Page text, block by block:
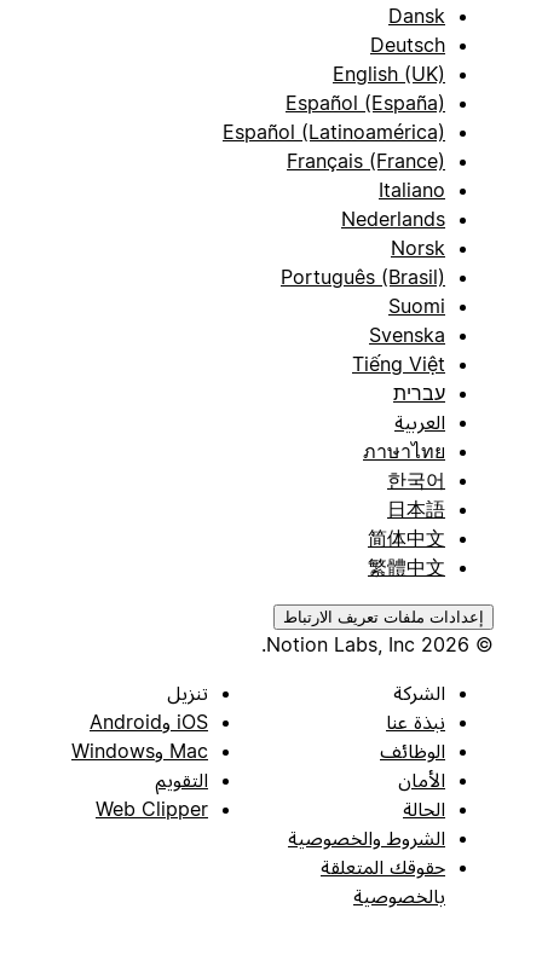
Dansk
Deutsch
English (UK)
Español (España)
Español (Latinoamérica)
Français (France)
Italiano
Nederlands
Norsk
Português (Brasil)
Suomi
Svenska
Tiếng Việt
עברית
العربية
ภาษาไทย
한국어
日本語
简体中文
繁體中文
إعدادات ملفات تعريف الارتباط
الشركة
نبذة عنا
الوظائف
الأمان
الحالة
الشروط والخصوصية
حقوقك المتعلقة
بالخصوصية
تنزيل
iOS وAndroid
Mac وWindows
التقويم
Web Clipper